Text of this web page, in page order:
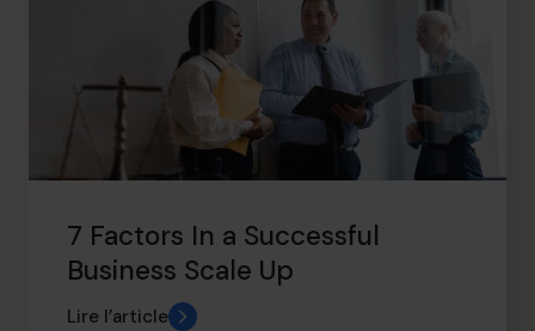
7 Factors In a Successful
Business Scale Up
Lire l’article